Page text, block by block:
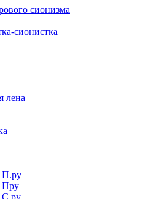
сионизма
сионистка
лена
П.ру
Пру
С.ру